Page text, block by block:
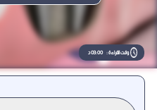
وقت القراءة : 03:00 د